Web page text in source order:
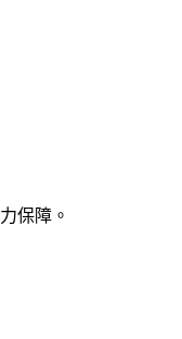
保障。